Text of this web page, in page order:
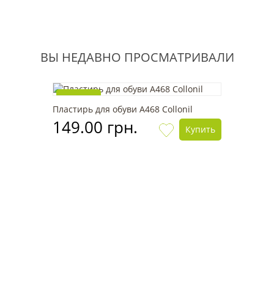
ВЫ НЕДАВНО ПРОСМАТРИВАЛИ
Новинка
Пластирь для обуви А468 Collonil
149.00 грн. Купить